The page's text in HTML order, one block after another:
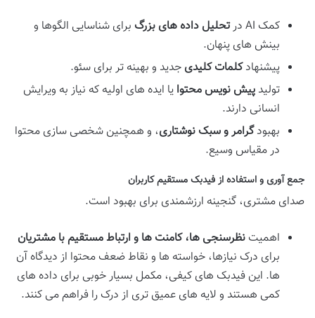
کمک AI در تحلیل داده های بزرگ برای شناسایی الگوها و
بینش های پنهان.
پیشنهادکلمات کلیدی جدید و بهینه تر برای سئو.
تولید پیش نویس محتوا یا ایده های اولیه که نیاز به ویرایش
انسانی دارند.
بهبودگرامر و سبک نوشتاری، و همچنین شخصی سازی محتوا
در مقیاس وسیع.
جمع آوری و استفاده از فیدبک مستقیم کاربران
صدای مشتری، گنجینه ارزشمندی برای بهبود است.
اهمیت نظرسنجی ها، کامنت ها و ارتباط مستقیم با مشتریان
برای درک نیازها، خواسته ها و نقاط ضعف محتوا از دیدگاه آن
ها. این فیدبک های کیفی، مکمل بسیار خوبی برای داده های
کمی هستند و لایه های عمیق تری از درک را فراهم می کنند.